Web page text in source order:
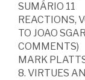
SUMÁRIO 11
REACTIONS,
TO JOAO
COMMENTS)
MARK
8. VIRTUES